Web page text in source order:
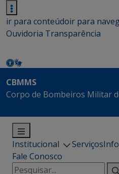
ir para conteúdoir para
Ouvidoria Transparência
CBMMS
Corpo de Bombeiros Militar
Institucional Serviços
Fale Conosco
Pesquisar